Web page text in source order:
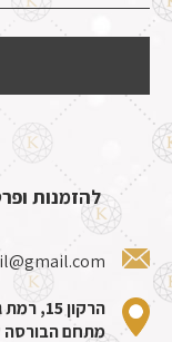
להזמנות
הרקון 15, רמת גן
מתחם הבורסה